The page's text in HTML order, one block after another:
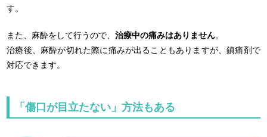
す。
また、麻酔をして行うので、治療中の痛みはありません。
治療後、麻酔が切れた際に痛みが出ることもありますが、鎮痛剤で
対応できます。
「傷口が目立たない」方法もある